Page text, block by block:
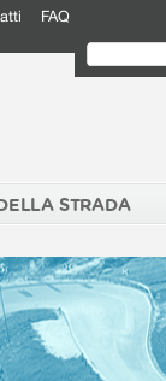
FAQ
STRADA